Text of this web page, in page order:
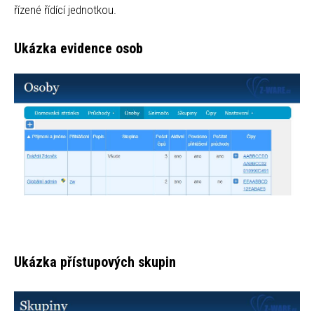
řízené řídící jednotkou.
Ukázka evidence osob
Ukázka přístupových skupin